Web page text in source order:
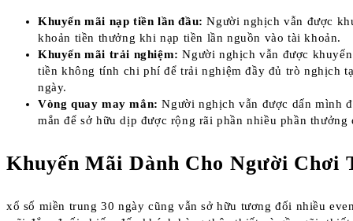
Khuyến mãi nạp tiền lần đầu: Người nghịch vẫn được
khoản tiền thưởng khi nạp tiền lần nguồn vào tài khoản.
Khuyến mãi trải nghiệm: Người nghịch vẫn được
tiền không tính chi phí để trải nghiệm đầy đủ trò nghịch
ngày.
Vòng quay may mắn: Người nghịch vẫn được dấn mình
mắn để sở hữu dịp được rộng rãi phần nhiều phần
Khuyến Mãi Dành Cho Người Chơi
xổ số miền trung 30 ngày cũng vẫn sở hữu tương đối nhiều